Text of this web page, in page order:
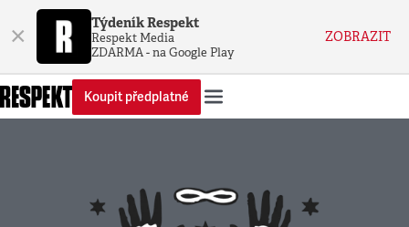
× Týdeník Respekt
Respekt Media
ZDARMA - na Google Play
ZOBRAZIT
Koupit předplatné